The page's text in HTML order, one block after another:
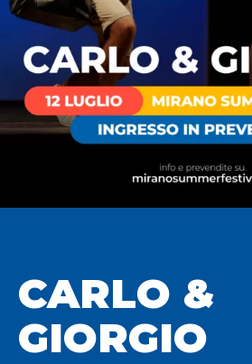
CARLO &
GIORGIO